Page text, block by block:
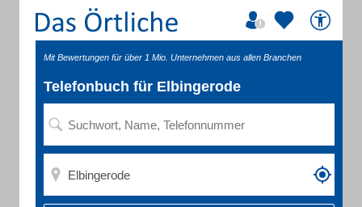
Mit Bewertungen für über 1 Mio. Unternehmen aus allen Branchen
Telefonbuch für Elbingerode